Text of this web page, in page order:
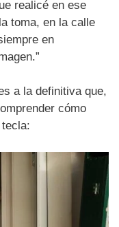
realicé en ese
toma, en la calle
en
a la definitiva que,
cómo